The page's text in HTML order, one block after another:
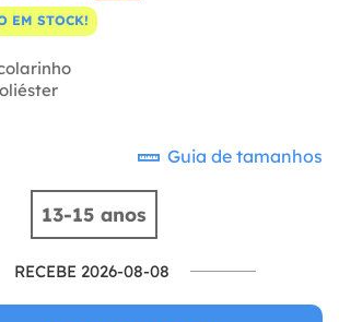
EM STOCK!
Guia de tamanhos
13-15 anos
RECEBE 2026-08-08